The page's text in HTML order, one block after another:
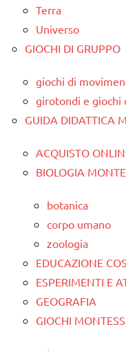
Terra
Universo
GIOCHI DI GRUPPO
giochi di
girotondi e giochi
GUIDA DIDATTICA
ACQUISTO
BIOLOGIA
botanica
corpo umano
zoologia
EDUCAZIONE
ESPERIMENTI E
GEOGRAFIA
GIOCHI